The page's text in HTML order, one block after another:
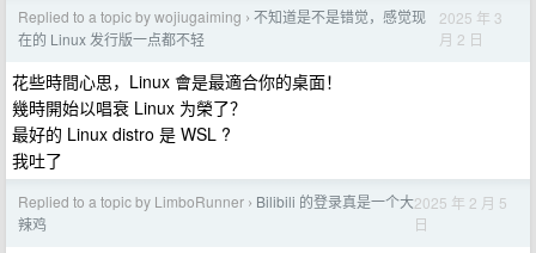
Replied to a topic by wojiugaiming › 不知道是不是错觉，感觉现
在的 Linux 发行版一点都不轻
2025 年 3
月 2 日
花些時間心思，Linux 會是最適合你的桌面！
幾時開始以唱衰 Linux 为榮了？
最好的 Linux distro 是 WSL ?
我吐了
Replied to a topic by LimboRunner › Bilibili 的登录真是一个大
辣鸡
2025 年 2 月 5
日